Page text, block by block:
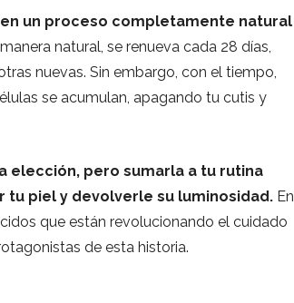
un proceso completamente natural
natural, se renueva cada 28 días,
nuevas. Sin embargo, con el tiempo,
se acumulan, apagando tu cutis y
elección, pero sumarla a tu rutina
piel y devolverle su luminosidad. En
que están revolucionando el cuidado
de esta historia.